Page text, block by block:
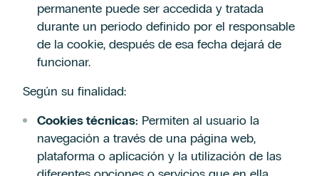
permanente puede ser accedida y tratada
durante un periodo definido por el responsable
de la cookie, después de esa fecha dejará de
funcionar.
Según su finalidad:
Cookies técnicas: Permiten al usuario la
navegación a través de una página web,
plataforma o aplicación y la utilización de las